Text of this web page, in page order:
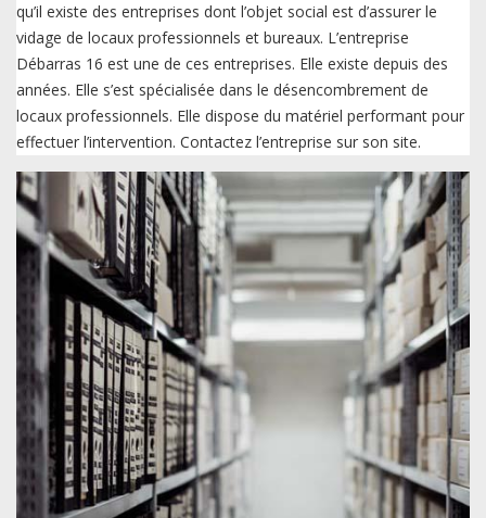
qu’il existe des entreprises dont l’objet social est d’assurer le
vidage de locaux professionnels et bureaux. L’entreprise
Débarras 16 est une de ces entreprises. Elle existe depuis des
années. Elle s’est spécialisée dans le désencombrement de
locaux professionnels. Elle dispose du matériel performant pour
effectuer l’intervention. Contactez l’entreprise sur son site.